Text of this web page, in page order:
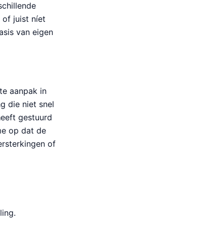
of juist níet
van eigen
aanpak in
die niet snel
gestuurd
op dat de
of